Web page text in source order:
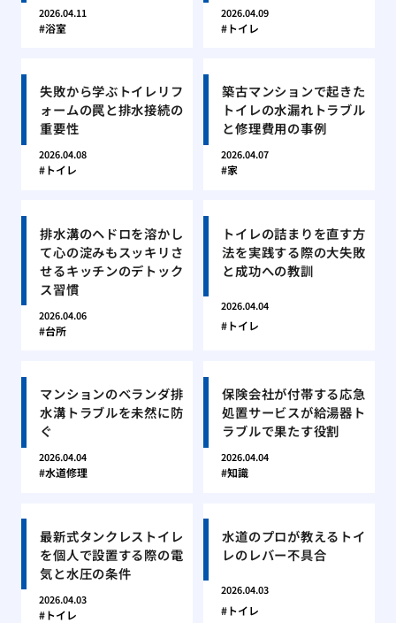
2026.04.11
浴室
2026.04.09
トイレ
失敗から学ぶトイレリフ
ォームの罠と排水接続の
重要性
2026.04.08
トイレ
築古マンションで起きた
トイレの水漏れトラブル
と修理費用の事例
2026.04.07
家
排水溝のヘドロを溶かし
て心の淀みもスッキリさ
せるキッチンのデトック
ス習慣
2026.04.06
台所
トイレの詰まりを直す方
法を実践する際の大失敗
と成功への教訓
2026.04.04
トイレ
マンションのベランダ排
水溝トラブルを未然に防
ぐ
2026.04.04
水道修理
保険会社が付帯する応急
処置サービスが給湯器ト
ラブルで果たす役割
2026.04.04
知識
最新式タンクレストイレ
を個人で設置する際の電
気と水圧の条件
2026.04.03
トイレ
水道のプロが教えるトイ
レのレバー不具合
2026.04.03
トイレ